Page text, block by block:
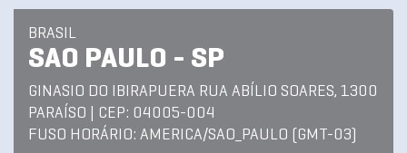
BRASIL
SAO PAULO - SP
GINASIO DO IBIRAPUERA RUA ABÍLIO SOARES, 1300
PARAÍSO | CEP: 04005-004
FUSO HORÁRIO: AMERICA/SAO_PAULO (GMT-03)